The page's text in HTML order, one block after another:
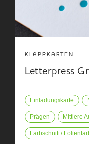
KLAPPKARTEN
Letterpress
Einladungskarte
Prägen Mittlere
Farbschnitt /